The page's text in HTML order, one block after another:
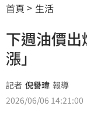
首頁 生活
下週油價
漲」
記者 倪譽瑋 報導
2026/06/06 14:21:00